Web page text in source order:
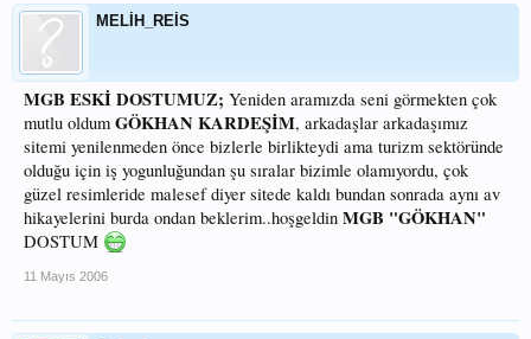
MELİH_REİS
MGB ESKİ DOSTUMUZ; Yeniden aramızda seni görmekten çok
mutlu oldum GÖKHAN KARDEŞİM, arkadaşlar arkadaşımız
sitemi yenilenmeden önce bizlerle birlikteydi ama turizm sektöründe
olduğu için iş yogunluğundan şu sıralar bizimle olamıyordu, çok
güzel resimleride malesef diyer sitede kaldı bundan sonrada aynı av
hikayelerini burda ondan beklerim..hoşgeldin MGB "GÖKHAN"
DOSTUM
11 Mayıs 2006